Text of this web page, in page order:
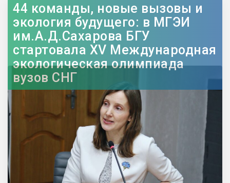
44 команды, новые вызовы и
экология будущего: в МГЭИ
им.А.Д.Сахарова БГУ
стартовала XV Международная
экологическая олимпиада
вузов СНГ